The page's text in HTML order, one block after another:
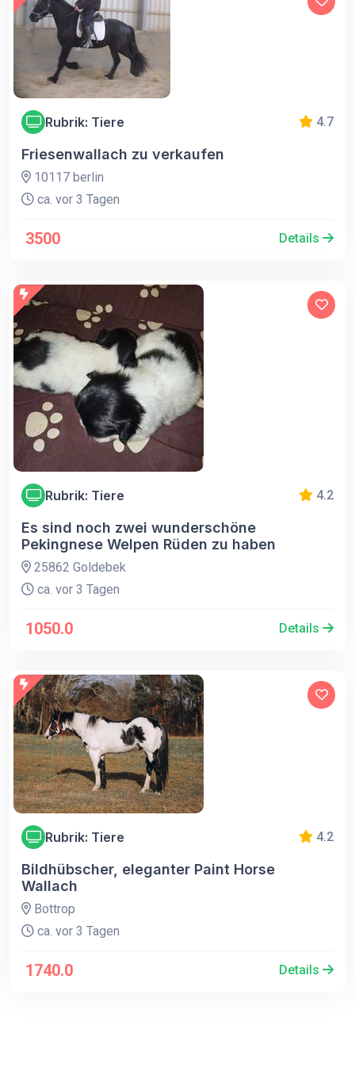
Rubrik: Tiere 4.7
Friesenwallach zu verkaufen
10117 berlin
ca. vor 3 Tagen
3500 Details
Rubrik: Tiere 4.2
Es sind noch zwei wunderschöne
Pekingnese Welpen Rüden zu haben
25862 Goldebek
ca. vor 3 Tagen
1050.0 Details
Rubrik: Tiere 4.2
Bildhübscher, eleganter Paint Horse
Wallach
Bottrop
ca. vor 3 Tagen
1740.0 Details